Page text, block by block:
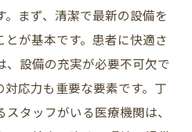
まず、清潔で最新の設備を
が基本です。患者に快適さ
、設備の充実が必要不可欠で
応力も重要な要素です。丁
タッフがいる医療機関は、